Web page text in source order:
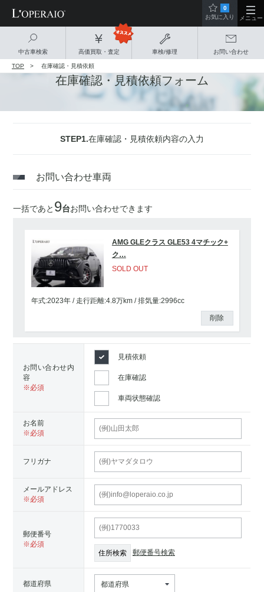
中古車検索 高価買取・査定 車検/修理 お問い合わせ
0
お気に入り
メニュー
TOP 在庫確認・見積依頼
在庫確認・見積依頼フォーム
STEP1.在庫確認・見積依頼内容の入力
お問い合わせ車両
一括であと 9台お問い合わせできます
AMG GLEクラス GLE53 4マチック+
ク…
SOLD OUT
年式:2023年 走行距離:4.8万km 排気量:2996cc
削除
お問い合わせ内
容
見積依頼
在庫確認
車両状態確認
お名前
フリガナ
メールアドレス
郵便番号
郵便番号検索
都道府県 都道府県